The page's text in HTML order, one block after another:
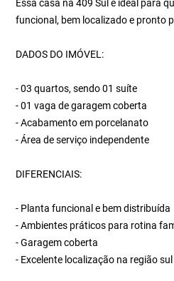
Essa casa na 409 Sul é ideal para
funcional, bem localizado e pronto
DADOS DO IMÓVEL:
- 03 quartos, sendo 01 suíte
- 01 vaga de garagem coberta
- Acabamento em porcelanato
- Área de serviço independente
DIFERENCIAIS:
- Planta funcional e bem distribuída
- Ambientes práticos para rotina
- Garagem coberta
- Excelente localização na região sul